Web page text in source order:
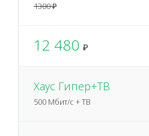
1300 ₽
12 480 ₽
Хаус Гипер+ТВ
500 Мбит/с + ТВ